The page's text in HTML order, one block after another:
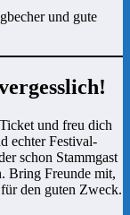
und gute
und freu dich
echter Festival-
schon Stammgast
Bring Freunde mit,
den guten Zweck.